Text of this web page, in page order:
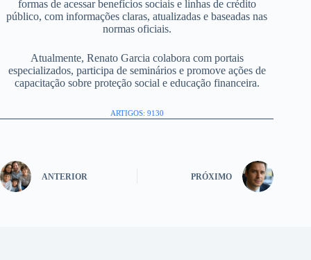
formas de acessar benefícios sociais e linhas de crédito
público, com informações claras, atualizadas e baseadas nas
normas oficiais.
Atualmente, Renato Garcia colabora com portais
especializados, participa de seminários e promove ações de
capacitação sobre proteção social e educação financeira.
ARTIGOS: 9130
ANTERIOR PRÓXIMO